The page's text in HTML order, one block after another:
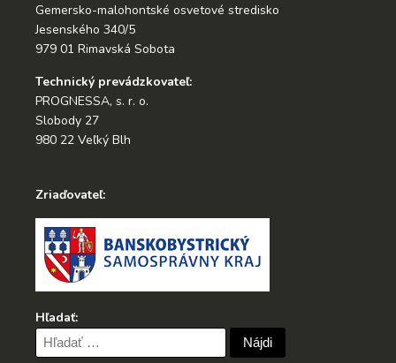
Gemersko-malohontské osvetové stredisko
Jesenského 340/5
979 01 Rimavská Sobota
Technický prevádzkovateľ:
PROGNESSA, s. r. o.
Slobody 27
980 22 Veľký Blh
Zriaďovateľ:
Hľadať:
Hľadať: